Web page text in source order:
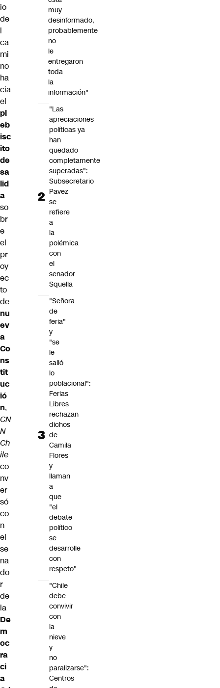
io
de
l
ca
mi
no
ha
cia
el
pl
eb
isc
ito
de
sa
lid
a
so
br
e
el
pr
oy
ec
to
de
nu
ev
a
Co
ns
tit
uc
ió
n,
CN
N
Ch
ile
co
nv
er
só
co
n
el
se
na
do
r
de
la
De
m
oc
ra
ci
a
muy
desinformado,
probablemente
no
le
entregaron
toda
la
información"
"Las
apreciaciones
políticas ya
han
quedado
completamente
superadas":
Subsecretario
Pavez
se
refiere
a
la
polémica
con
el
senador
Squella
"Señora
de
feria"
y
"se
le
salió
lo
poblacional":
Ferias
Libres
rechazan
dichos
de
Camila
Flores
y
llaman
a
que
"el
debate
político
se
desarrolle
con
respeto"
"Chile
debe
convivir
con
la
nieve
y
no
paralizarse":
Centros